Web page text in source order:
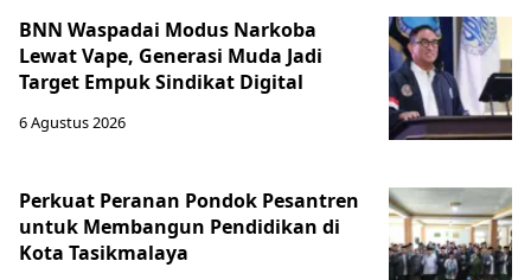
BNN Waspadai Modus Narkoba
Lewat Vape, Generasi Muda Jadi
Target Empuk Sindikat Digital
6 Agustus 2026
Perkuat Peranan Pondok Pesantren
untuk Membangun Pendidikan di
Kota Tasikmalaya ‎